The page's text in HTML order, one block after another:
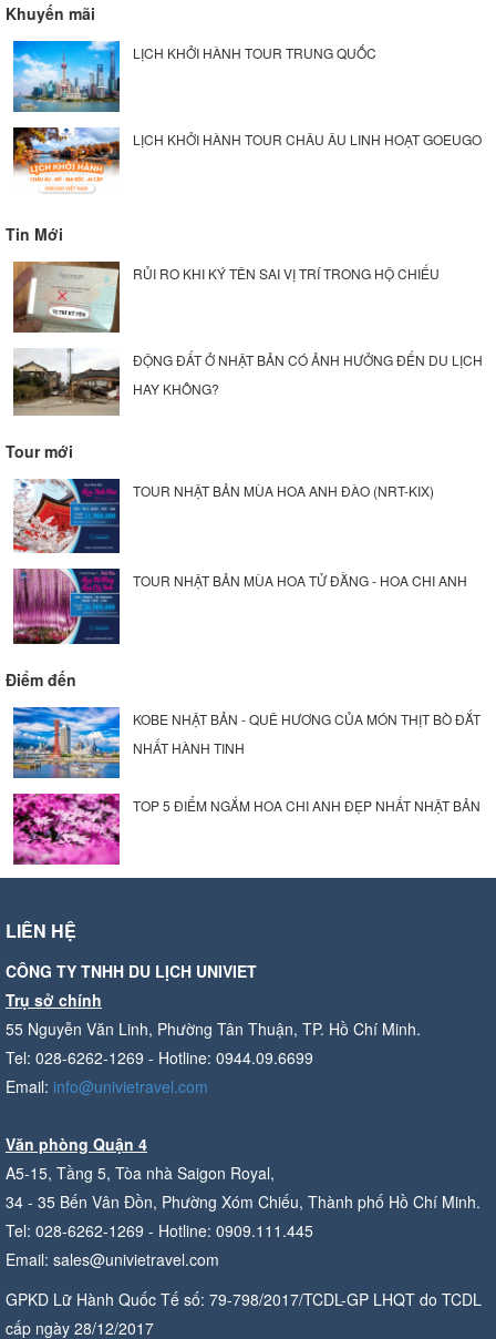
Khuyến mãi
LỊCH KHỞI HÀNH TOUR TRUNG QUỐC
LỊCH KHỞI HÀNH TOUR CHÂU ÂU LINH HOẠT GOEUGO
Tin Mới
RỦI RO KHI KÝ TÊN SAI VỊ TRÍ TRONG HỘ CHIẾU
ĐỘNG ĐẤT Ở NHẬT BẢN CÓ ẢNH HƯỞNG ĐẾN DU LỊCH
HAY KHÔNG?
Tour mới
TOUR NHẬT BẢN MÙA HOA ANH ĐÀO (NRT-KIX)
TOUR NHẬT BẢN MÙA HOA TỬ ĐẰNG - HOA CHI ANH
Điểm đến
KOBE NHẬT BẢN - QUÊ HƯƠNG CỦA MÓN THỊT BÒ ĐẮT
NHẤT HÀNH TINH
TOP 5 ĐIỂM NGẮM HOA CHI ANH ĐẸP NHẤT NHẬT BẢN
LIÊN HỆ
CÔNG TY TNHH DU LỊCH UNIVIET
Trụ sở chính
55 Nguyễn Văn Linh, Phường Tân Thuận, TP. Hồ Chí Minh.
Tel: 028-6262-1269 - Hotline: 0944.09.6699
Email: info@univietravel.com
Văn phòng Quận 4
A5-15, Tầng 5, Tòa nhà Saigon Royal,
34 - 35 Bến Vân Đồn, Phường Xóm Chiếu, Thành phố Hồ Chí Minh.
Tel: 028-6262-1269 - Hotline: 0909.111.445
Email: sales@univietravel.com
GPKD Lữ Hành Quốc Tế số: 79-798/2017/TCDL-GP LHQT do TCDL
cấp ngày 28/12/2017